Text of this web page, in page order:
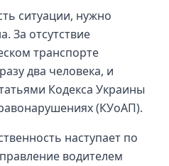
ситуации, нужно
За отсутствие
транспорте
два человека, и
Кодекса Украины
(КУоАП).
наступает по
водителем